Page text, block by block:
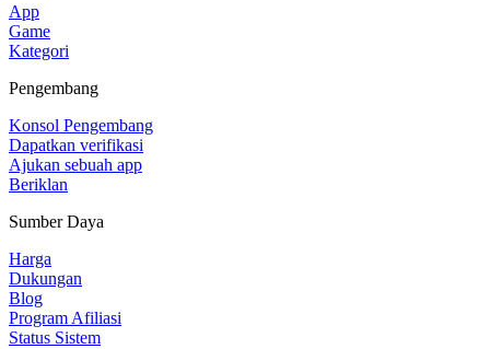
App
Game
Kategori
Pengembang
Konsol Pengembang
Dapatkan verifikasi
Ajukan sebuah app
Beriklan
Sumber Daya
Harga
Dukungan
Blog
Program Afiliasi
Status Sistem